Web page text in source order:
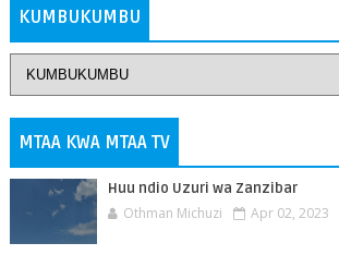
KUMBUKUMBU
MTAA KWA MTAA TV
Huu ndio Uzuri wa Zanzibar
Othman Michuzi Apr 02, 2023